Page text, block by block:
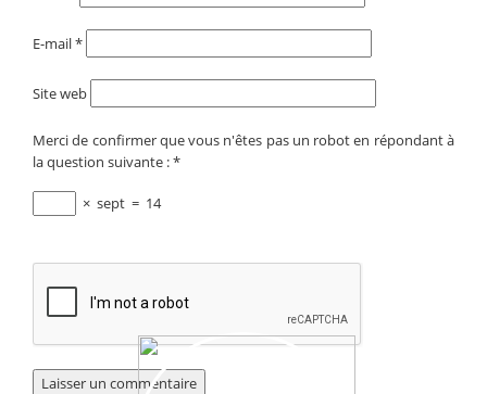
E-mail*
Site web
Merci de confirmer que vous n'êtes pas un robot en répondant à
la question suivante :*
× sept = 14